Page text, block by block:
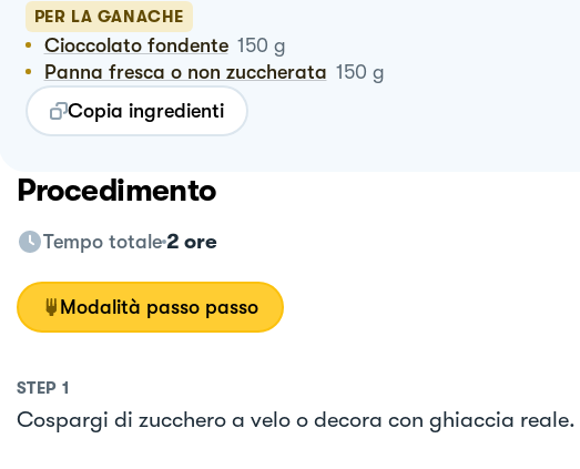
PER LA GANACHE
Cioccolato fondente 150 g
Panna fresca o non zuccherata 150 g
Copia ingredienti
Procedimento
Tempo totale 2 ore
Modalità passo passo
STEP 1
Cospargi di zucchero a velo o decora con ghiaccia reale.